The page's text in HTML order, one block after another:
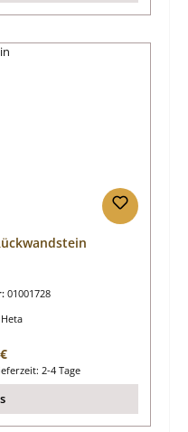
01001728
Heta
Preis:
2-4 Tage